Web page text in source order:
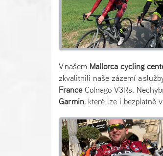
V našem Mallorca cycling
zkvalitnili naše zázemí a
FranceColnago V3Rs.
Garmin, které lze i bezplatně